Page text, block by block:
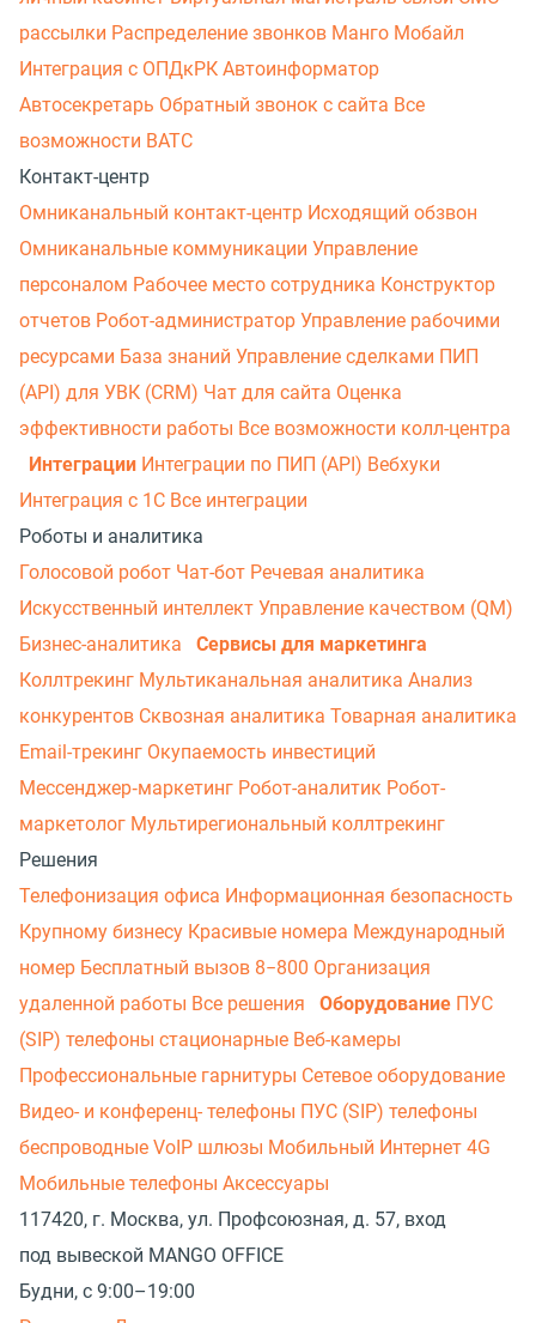
рассылки Распределение звонков Манго Мобайл
Интеграция с ОПДкРК Автоинформатор
Автосекретарь Обратный звонок с сайта Все
возможности ВАТС
Контакт-центр
Омниканальный контакт-центр Исходящий обзвон
Омниканальные коммуникации Управление
персоналом Рабочее место сотрудника Конструктор
отчетов Робот-администратор Управление рабочими
ресурсами База знаний Управление сделками ПИП
(API) для УВК (CRM) Чат для сайта Оценка
эффективности работы Все возможности колл-центра
Интеграции Интеграции по ПИП (API) Вебхуки
Интеграция с 1С Все интеграции
Роботы и аналитика
Голосовой робот Чат-бот Речевая аналитика
Искусственный интеллект Управление качеством (QM)
Бизнес-аналитика
Сервисы для маркетинга
Коллтрекинг Мультиканальная аналитика Анализ
конкурентов Сквозная аналитика Товарная аналитика
Email-трекинг Окупаемость инвестиций
Мессенджер‑маркетинг Робот-аналитик Робот-
маркетолог Мультирегиональный коллтрекинг
Решения
Телефонизация офиса Информационная безопасность
Крупному бизнесу Красивые номера Международный
номер Бесплатный вызов 8−800 Организация
удаленной работы Все решения Оборудование ПУС
(SIP) телефоны стационарные Веб-камеры
Профессиональные гарнитуры Сетевое оборудование
Видео- и конференц- телефоны ПУС (SIP) телефоны
беспроводные VoIP шлюзы Мобильный Интернет 4G
Мобильные телефоны Аксессуары
117420, г. Москва, ул. Профсоюзная, д. 57, вход
под вывеской MANGO OFFICE
Будни, с 9:00–19:00